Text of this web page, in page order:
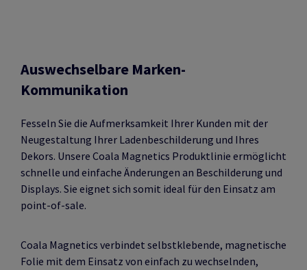
Auswechselbare Marken-
Kommunikation
Fesseln Sie die Aufmerksamkeit Ihrer Kunden mit der
Neugestaltung Ihrer Ladenbeschilderung und Ihres
Dekors. Unsere Coala Magnetics Produktlinie ermöglicht
schnelle und einfache Änderungen an Beschilderung und
Displays. Sie eignet sich somit ideal für den Einsatz am
point-of-sale.
Coala Magnetics verbindet selbstklebende, magnetische
Folie mit dem Einsatz von einfach zu wechselnden,